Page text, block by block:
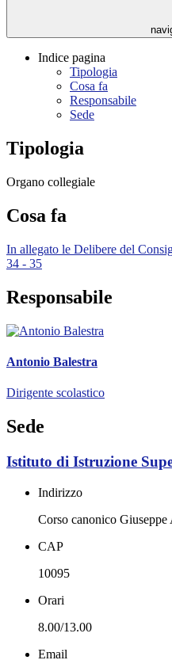
Indice pagina
Tipologia
Cosa fa
Responsabile
Sede
Tipologia
Organo collegiale
Cosa fa
In allegato le Delibere del
34 - 35
Responsabile
Antonio Balestra
Dirigente scolastico
Sede
Istituto di Istruzione
Indirizzo
Corso canonico
CAP
10095
Orari
8.00/13.00
Email